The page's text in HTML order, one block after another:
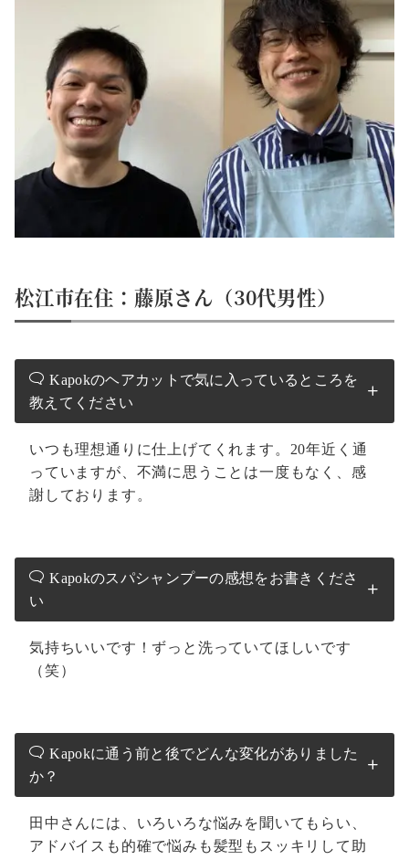
松江市在住：藤原さん（30代男性）
Kapokのヘアカットで気に入っているところを
教えてください
いつも理想通りに仕上げてくれます。20年近く通
っていますが、不満に思うことは一度もなく、感
謝しております。
Kapokのスパシャンプーの感想をお書きくださ
い
気持ちいいです！ずっと洗っていてほしいです
（笑）
Kapokに通う前と後でどんな変化がありました
か？
田中さんには、いろいろな悩みを聞いてもらい、
アドバイスも的確で悩みも髪型もスッキリして助